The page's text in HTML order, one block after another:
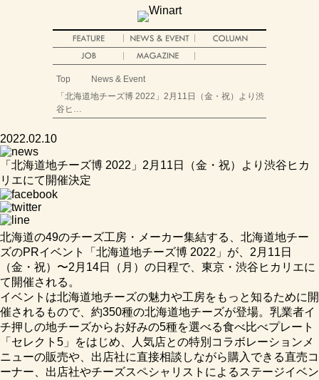
Top
News & Event
「北海道地チーズ博 2022」2月11日（金・祝）より渋
谷ヒ…
2022.02.10
「北海道地チーズ博 2022」2月11日（金・祝）より渋谷ヒカ
リエにて開催決定
北海道の49のチーズ工房・メーカー集結する、北海道地チー
ズのPRイベント「北海道地チーズ博 2022」が、2月11日
（金・祝）〜2月14日（月）の日程で、東京・渋谷ヒカリエに
て開催される。
イベントは北海道地チーズの魅力や工房をもっと知るために開
催されるもので、約350種の北海道地チーズが登場。乳業者イ
チ押しの地チーズからお好みの5種を選べる食べ比べプレート
「セレクト5」をはじめ、人気店との特別コラボレーションメ
ニューの販売や、出店社に直接相談しながら購入できる直売コ
ーナー、出店社やチーズスペシャリストによるステージイベン